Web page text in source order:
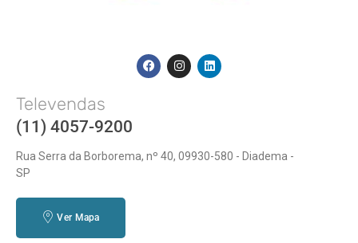
Televendas
(11) 4057-9200
Rua Serra da Borborema, nº 40, 09930-580 - Diadema -
SP
Ver Mapa